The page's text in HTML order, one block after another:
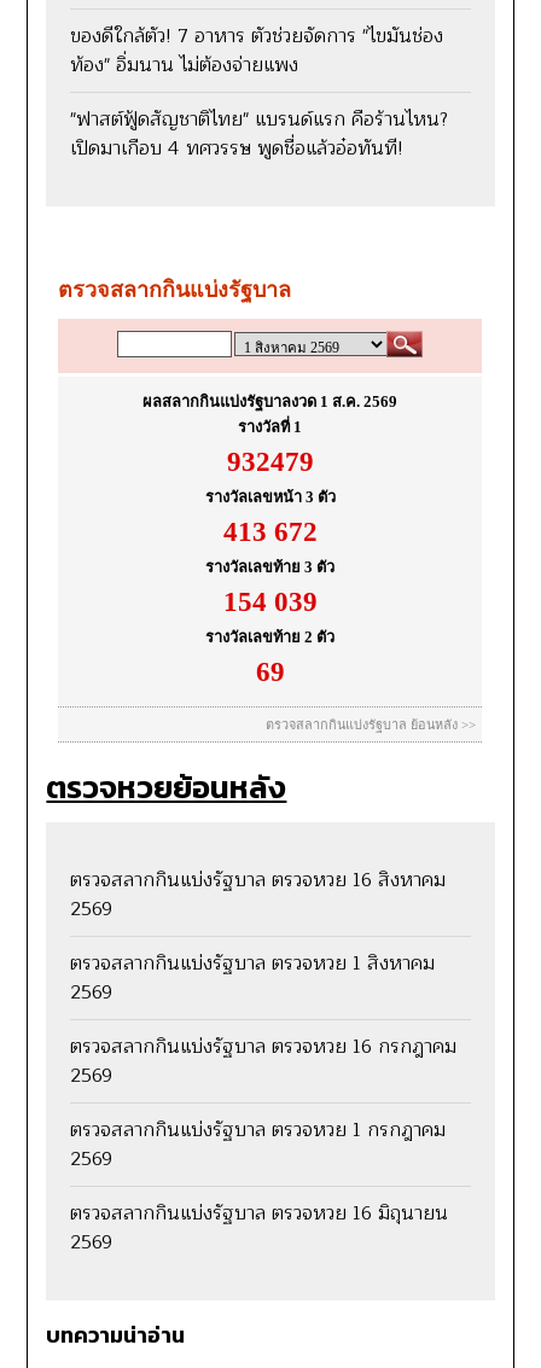
ของดีใกล้ตัว! 7 อาหาร ตัวช่วยจัดการ "ไขมันช่อง
ท้อง" อิ่มนาน ไม่ต้องจ่ายแพง
"ฟาสต์ฟู้ดสัญชาติไทย" แบรนด์แรก คือร้านไหน?
เปิดมาเกือบ 4 ทศวรรษ พูดชื่อแล้วอ๋อทันที!
ตรวจหวยย้อนหลัง
ตรวจสลากกินแบ่งรัฐบาล ตรวจหวย 16 สิงหาคม
2569
ตรวจสลากกินแบ่งรัฐบาล ตรวจหวย 1 สิงหาคม
2569
ตรวจสลากกินแบ่งรัฐบาล ตรวจหวย 16 กรกฎาคม
2569
ตรวจสลากกินแบ่งรัฐบาล ตรวจหวย 1 กรกฎาคม
2569
ตรวจสลากกินแบ่งรัฐบาล ตรวจหวย 16 มิถุนายน
2569
บทความน่าอ่าน